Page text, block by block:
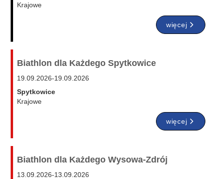
Krajowe
więcej
Biathlon dla Każdego Spytkowice
19.09.2026-19.09.2026
Spytkowice
Krajowe
więcej
Biathlon dla Każdego Wysowa-Zdrój
13.09.2026-13.09.2026